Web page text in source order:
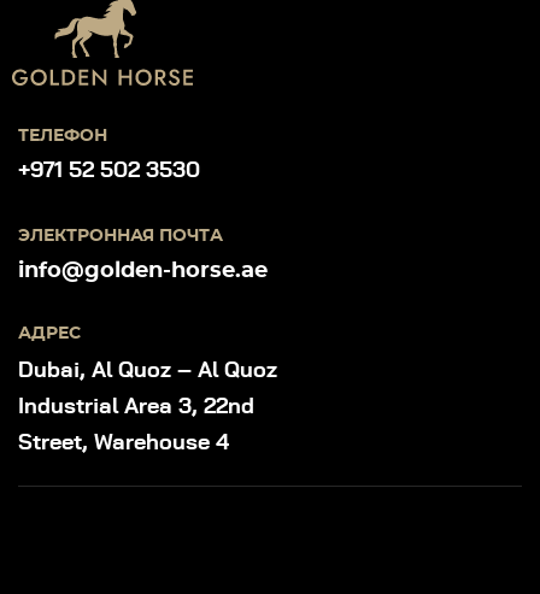
ТЕЛЕФОН
+971 52 502 3530
ЭЛЕКТРОННАЯ ПОЧТА
info@golden-horse.ae
АДРЕС
Dubai, Al Quoz – Al Quoz
Industrial Area 3, 22nd
Street, Warehouse 4